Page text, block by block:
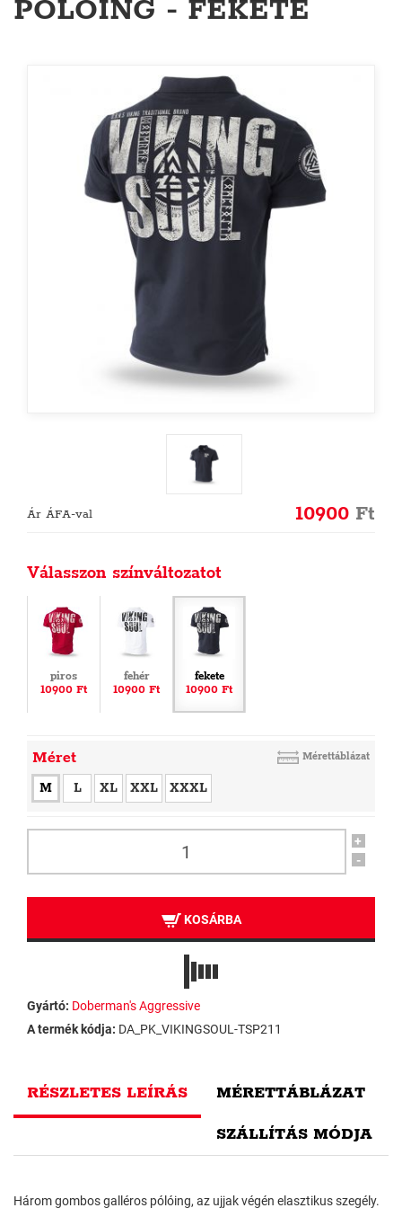
PÓLÓING - FEKETE
Ár ÁFA-val 10900 Ft
Válasszon színváltozatot
piros
10900 Ft
fehér
10900 Ft
fekete
10900 Ft
Méret Mérettáblázat
M L XL XXL XXXL
+
-
KOSÁRBA
Gyártó: Doberman's Aggressive
A termék kódja: DA_PK_VIKINGSOUL-TSP211
RÉSZLETES LEÍRÁS MÉRETTÁBLÁZAT
SZÁLLÍTÁS MÓDJA
Három gombos galléros pólóing, az ujjak végén elasztikus szegély.